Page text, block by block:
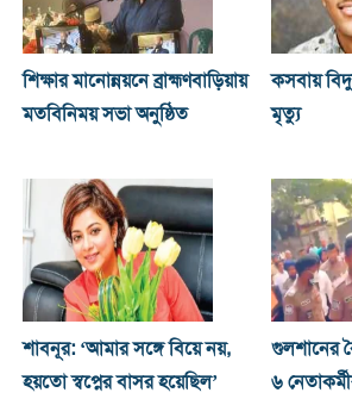
শিক্ষার মানোন্নয়নে ব্রাহ্মণবাড়িয়ায়
মতবিনিময় সভা অনুষ্ঠিত
কসবায়
মৃত্যু
শাবনূর: ‘আমার সঙ্গে বিয়ে নয়,
হয়তো স্বপ্নের বাসর হয়েছিল’
গুলশানের
৬